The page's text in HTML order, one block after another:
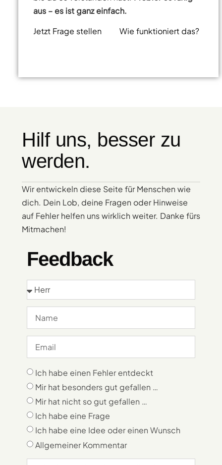
aus – es ist ganz einfach.
Jetzt Frage stellen
Wie funktioniert das?
Hilf uns, besser zu
werden.
Wir entwickeln diese Seite für Menschen wie
dich. Dein Lob, deine Fragen oder Hinweise
auf Fehler helfen uns wirklich weiter. Danke fürs
Mitmachen!
Feedback
Ich habe einen Fehler entdeckt
Mir hat besonders gut gefallen …
Mir hat nicht so gut gefallen …
Ich habe eine Frage
Ich habe eine Idee oder einen Wunsch
Allgemeiner Kommentar